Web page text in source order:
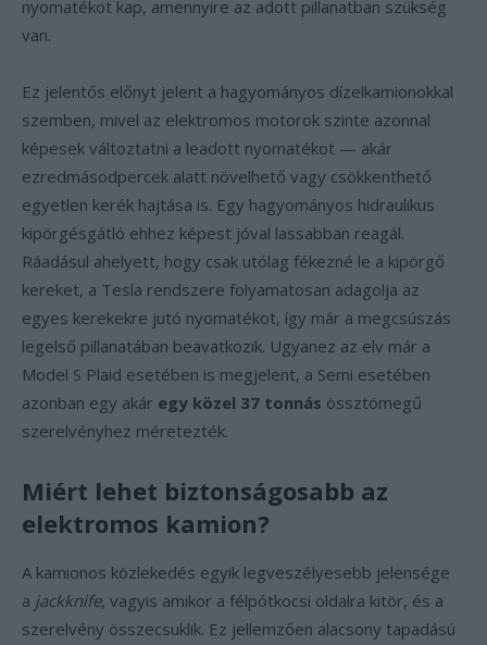
nyomatékot kap, amennyire az adott pillanatban szükség
van.
Ez jelentős előnyt jelent a hagyományos dízelkamionokkal
szemben, mivel az elektromos motorok szinte azonnal
képesek változtatni a leadott nyomatékot — akár
ezredmásodpercek alatt növelhető vagy csökkenthető
egyetlen kerék hajtása is. Egy hagyományos hidraulikus
kipörgésgátló ehhez képest jóval lassabban reagál.
Ráadásul ahelyett, hogy csak utólag fékezné le a kipörgő
kereket, a Tesla rendszere folyamatosan adagolja az
egyes kerekekre jutó nyomatékot, így már a megcsúszás
legelső pillanatában beavatkozik. Ugyanez az elv már a
Model S Plaid esetében is megjelent, a Semi esetében
azonban egy akár egy közel 37 tonnás össztömegű
szerelvényhez méretezték.
Miért lehet biztonságosabb az
elektromos kamion?
A kamionos közlekedés egyik legveszélyesebb jelensége
a jackknife, vagyis amikor a félpótkocsi oldalra kitör, és a
szerelvény összecsuklik. Ez jellemzően alacsony tapadású